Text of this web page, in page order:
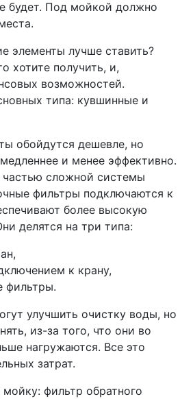
будет. Под мойкой должно
элементы лучше ставить?
хотите получить, и,
возможностей.
типа: кувшинные и
обойдутся дешевле, но
и менее эффективно.
сложной системы
фильтры подключаются к
более высокую
делятся на три типа:
к крану,
фильтры.
улучшить очистку воды, но
из-за того, что они во
нагружаются. Все это
затрат.
фильтр обратного